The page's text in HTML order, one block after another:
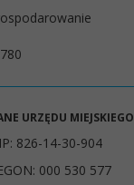
URZĘDU MIEJSKIEGO
826-14-30-904
000 530 577